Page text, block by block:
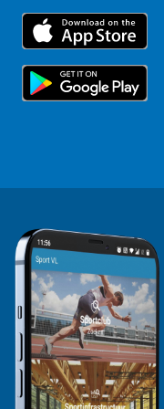
Trainers en begeleiders
Topsporters
Voor de pers